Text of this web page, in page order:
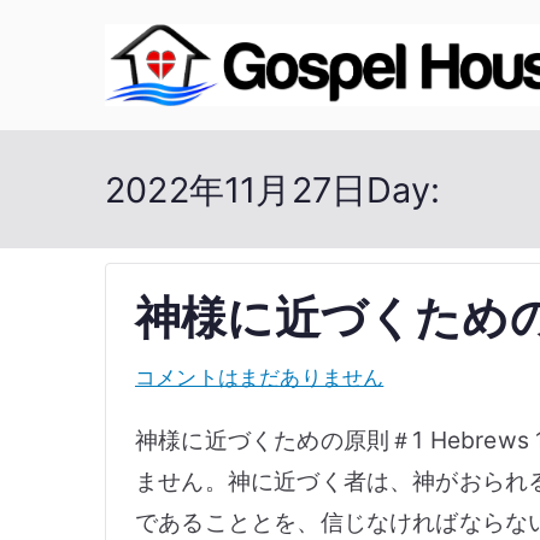
2022年11月27日 Day:
神様に近づくため
神
に
近
づ
コメントはまだありません
神様に近づくための原則＃1 Hebrews
ません。神に近づく者は、神がおら
であることとを、信じなければならな